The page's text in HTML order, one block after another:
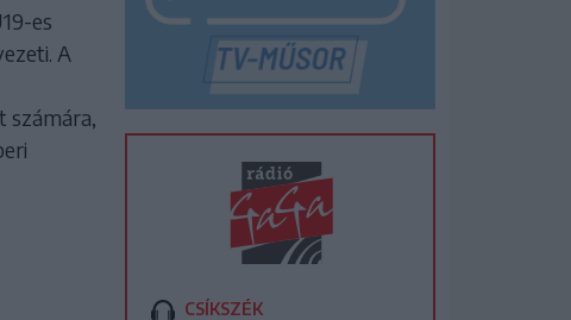
es
A
számára,
CSÍKSZÉK